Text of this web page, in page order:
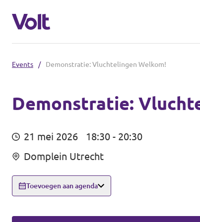
Communities
Volt Almelo
Volt Enschede
Volt Zwolle
Mensen
Events / Demonstratie: Vluchtelingen Welkom!
Demonstratie:
21 mei 2026
18:30 - 20:30
Domplein Utrecht
Toevoegen aan agenda